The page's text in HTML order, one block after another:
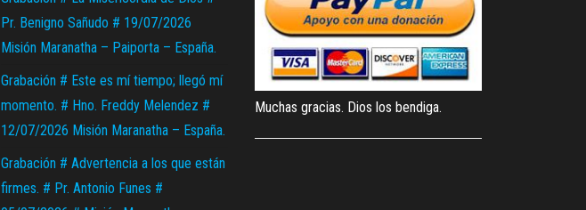
Pr. Benigno Sañudo # 19/07/2026
Misión Maranatha – Paiporta – España.
Grabación # Este es mí tiempo; llegó mí
momento. # Hno. Freddy Melendez #
12/07/2026 Misión Maranatha – España.
Grabación # Advertencia a los que están
firmes. # Pr. Antonio Funes #
Muchas gracias. Dios los bendiga.